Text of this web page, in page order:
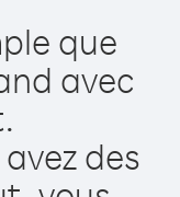
que
avec
des